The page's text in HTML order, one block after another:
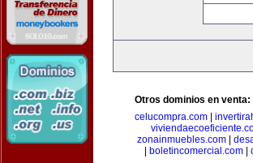
Otros dominios en venta:
celucompra.com
zonainmuebles.com|
boletincomercial.com